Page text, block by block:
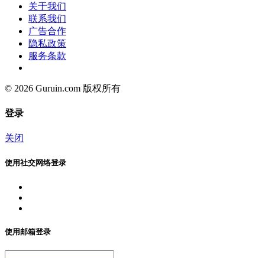
关于我们
联系我们
广告合作
隐私政策
服务条款
© 2026 Guruin.com 版权所有
登录
关闭
使用社交网络登录
使用邮箱登录